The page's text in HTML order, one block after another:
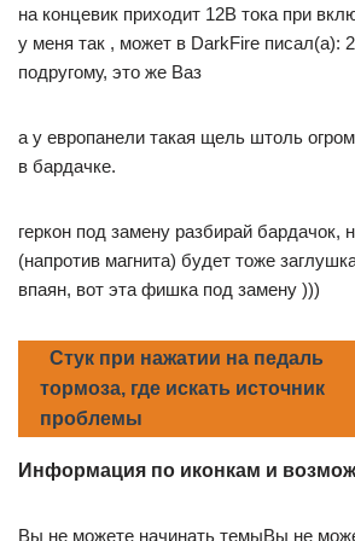
на концевик приходит 12В тока при
у меня так , может в DarkFire писал(а):
подругому, это же Ваз
а у европанели такая щель штоль
в бардачке.
геркон под замену разбирай бардачок,
(напротив магнита) будет тоже
впаян, вот эта фишка под замену )))
Стук при нажатии на педаль
тормоза, где искать источник
проблемы
Информация по иконкам и
Вы не можете начинать темыВы не